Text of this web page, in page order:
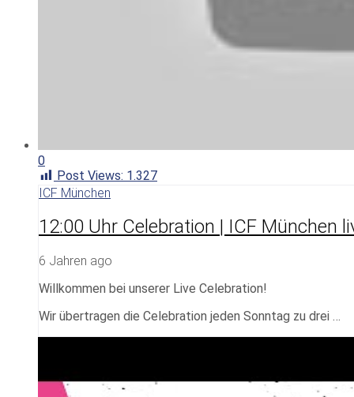
0
Post Views: 1.327
ICF München
12:00 Uhr Celebration | ICF München
6 Jahren ago
Willkommen bei unserer Live Celebration!
Wir übertragen die Celebration jeden Sonntag zu drei …